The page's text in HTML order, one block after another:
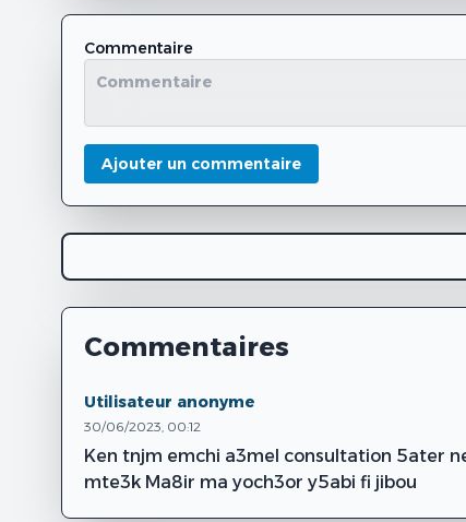
Commentaire
Ajouter un commentaire
Commentaires
Utilisateur anonyme
30/06/2023, 00:12
Ken tnjm emchi a3mel consultation 5ater
mte3k Ma8ir ma yoch3or y5abi fi jibou